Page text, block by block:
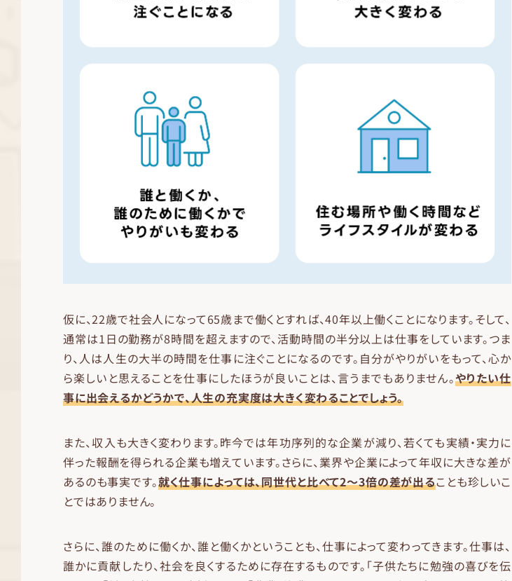
仮に、22歳で社会人になって65歳まで働くとすれば、40年以上働くことになります。そして、
通常は1日の勤務が8時間を超えますので、活動時間の半分以上は仕事をしています。つま
り、人は人生の大半の時間を仕事に注ぐことになるのです。自分がやりがいをもって、心か
ら楽しいと思えることを仕事にしたほうが良いことは、言うまでもありません。やりたい仕
事に出会えるかどうかで、人生の充実度は大きく変わることでしょう。
また、収入も大きく変わります。昨今では年功序列的な企業が減り、若くても実績・実力に
伴った報酬を得られる企業も増えています。さらに、業界や企業によって年収に大きな差が
あるのも事実です。就く仕事によっては、同世代と比べて2〜3倍の差が出ることも珍しいこ
とではありません。
さらに、誰のために働くか、誰と働くかということも、仕事によって変わってきます。仕事は、
誰かに貢献したり、社会を良くするために存在するものです。「子供たちに勉強の喜びを伝